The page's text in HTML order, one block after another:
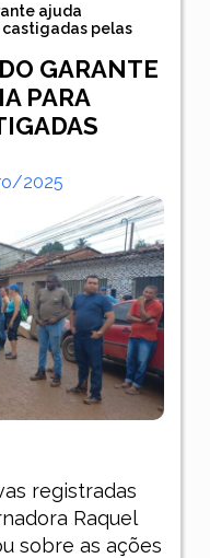
ajuda
pelas
GARANTE
PARA
2025
registradas
Raquel
sobre as ações